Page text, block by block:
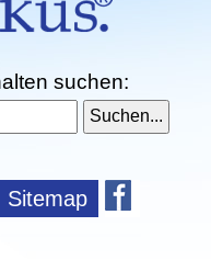
suchen:
Sitemap